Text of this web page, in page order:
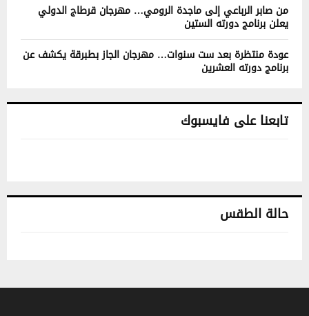
من صابر الرباعي إلى ماجدة الرومي… مهرجان قرطاج الدولي
يعلن برنامج دورته الستين
عودة منتظرة بعد ست سنوات… مهرجان الجاز بطبرقة يكشف عن
برنامج دورته العشرين
تابعنا على فايسبوك
حالة الطقس